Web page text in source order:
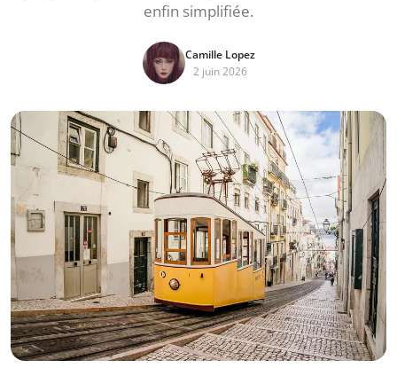
enfin simplifiée.
Camille Lopez
2 juin 2026